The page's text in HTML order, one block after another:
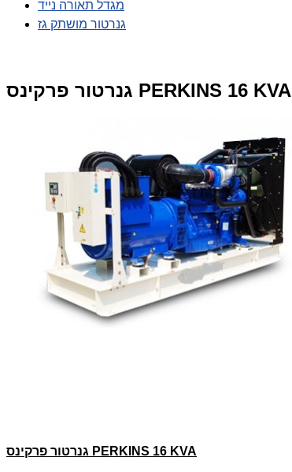
מגדל תאורה נייד
גנרטור מושתק גז
גנרטור פרקינס PERKINS 16 KVA
גנרטור פרקינס PERKINS 16 KVA